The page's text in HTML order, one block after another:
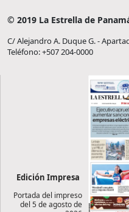
© 2019 La Estrella de
C/ Alejandro A. Duque G. -
Teléfono: +507 204-0000
Edición Impresa
Portada del impreso
del 5 de agosto de